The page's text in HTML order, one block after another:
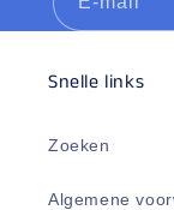
Snelle links
Zoeken
Algemene